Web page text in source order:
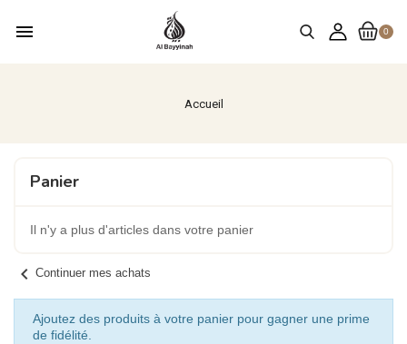
0
menu
Accueil
Panier
Il n'y a plus d'articles dans votre panier
chevron_left Continuer mes achats
Ajoutez des produits à votre panier pour gagner une prime
de fidélité.